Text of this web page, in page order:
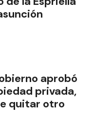
aprobó
privada,
quitar otro